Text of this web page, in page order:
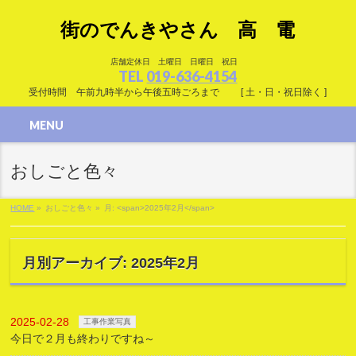
街のでんきやさん 高 電
店舗定休日 土曜日 日曜日 祝日
TEL 019-636-4154
受付時間 午前九時半から午後五時ごろまで [ 土・日・祝日除く ]
MENU
おしごと色々
HOME » おしごと色々 » 月: <span>2025年2月</span>
月別アーカイブ: 2025年2月
2025-02-28 工事作業写真
今日で２月も終わりですね～